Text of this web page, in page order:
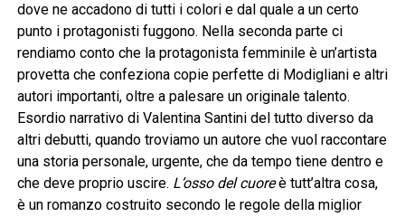
dove ne accadono di tutti i colori e dal quale a un certo
punto i protagonisti fuggono. Nella seconda parte ci
rendiamo conto che la protagonista femminile è un’artista
provetta che confeziona copie perfette di Modigliani e altri
autori importanti, oltre a palesare un originale talento.
Esordio narrativo di Valentina Santini del tutto diverso da
altri debutti, quando troviamo un autore che vuol raccontare
una storia personale, urgente, che da tempo tiene dentro e
che deve proprio uscire. L’osso del cuoreè tutt’altra cosa,
è un romanzo costruito secondo le regole della miglior